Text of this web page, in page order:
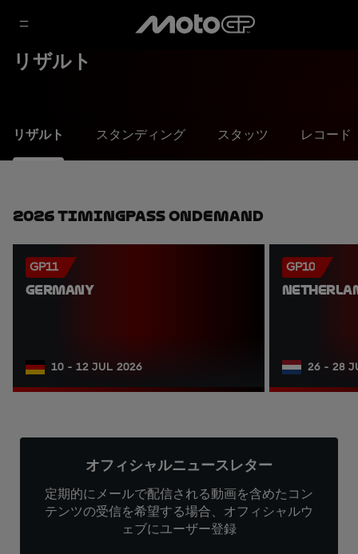
リザルト
リザルト スタンディング スタッツ レコード
2026 TimingPass OnDemand
GP11
GERMANY
10 - 12 JUL 2026
GP10
26 - 28
オフィシャルニュースレター
定期的にメールで配信される動画を含めたコン
テンツの受信を希望する場合、オフィシャルウ
ェブにユーザー登録